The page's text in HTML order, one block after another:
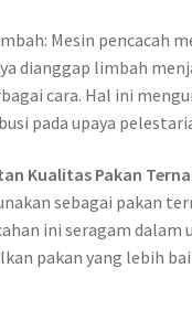
Mesin pencacah
dianggap limbah
cara. Hal ini
pada upaya
Kualitas Pakan
sebagai pakan
ini seragam dalam
pakan yang lebih